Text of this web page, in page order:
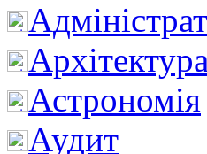
Архітектура
Астрономія
Аудит